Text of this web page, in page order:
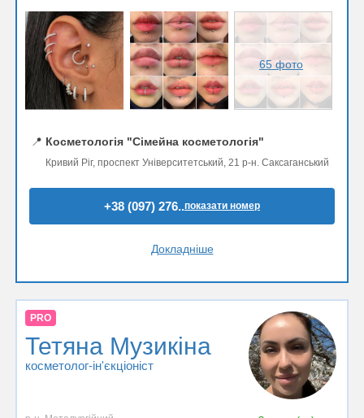
65 фото
📍 Косметологія "Сімейна косметологія"
Кривий Ріг, проспект Університетський, 21 р-н. Саксаганський
+38 (097) 276..показати номер
Докладніше
PRO
Тетяна Музикіна
косметолог-ін'єкціоніст